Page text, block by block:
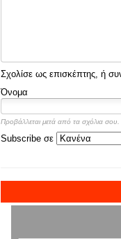
Σχολίσε ως επισκέπτης, ή
Όνομα
Προβάλλεται μετά από τα σχόλια σου.
Subscribe σε